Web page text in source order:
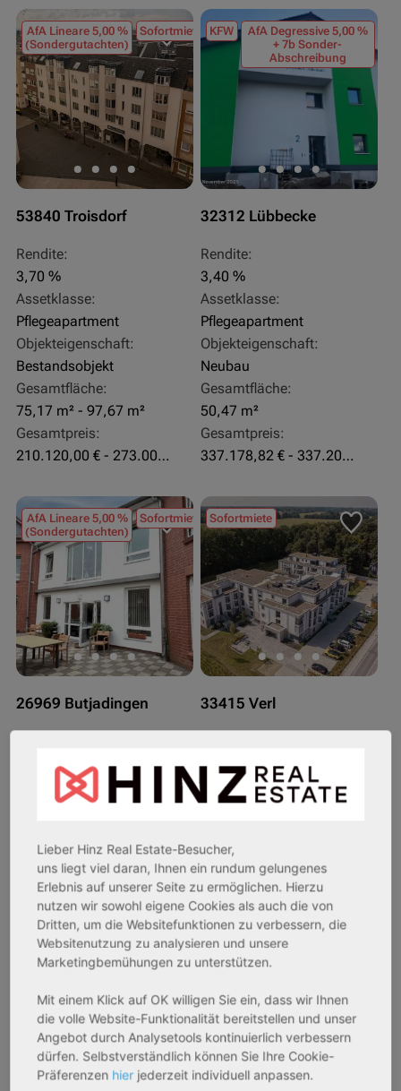
AfA Lineare 5,00 %
(Sondergutachten)
Sofortmiete
53840 Troisdorf
Rendite:
3,70 %
Assetklasse:
Pflegeapartment
Objekteigenschaft:
Bestandsobjekt
Gesamtfläche:
75,17 m² - 97,67 m²
Gesamtpreis:
210.120,00 € - 273.003,24 €
KFW
AfA Degressive 5,00 %
+ 7b Sonder-
Abschreibung
32312 Lübbecke
Rendite:
3,40 %
Assetklasse:
Pflegeapartment
Objekteigenschaft:
Neubau
Gesamtfläche:
50,47 m²
Gesamtpreis:
337.178,82 € - 337.207,06 €
AfA Lineare 5,00 %
(Sondergutachten)
Sofortmiete
26969 Butjadingen
3,60 %
Assetklasse:
Pflegeapartment
Bestandsobjekt
Gesamtfläche:
41,59 m² - 62,15 m²
Gesamtpreis:
233.556,67 € - 349.016,67 €
Sofortmiete
33415 Verl
3,50 %
Assetklasse:
Pflegeapartment
Bestandsobjekt
Gesamtfläche:
50,95 m² - 56,21 m²
Gesamtpreis:
AfA Degressive 5,00 % Sofortmiete
Lieber Hinz Real Estate-Besucher,
uns liegt viel daran, Ihnen ein rundum gelungenes
Erlebnis auf unserer Seite zu ermöglichen. Hierzu
nutzen wir sowohl eigene Cookies als auch die von
Dritten, um die Websitefunktionen zu verbessern, die
Websitenutzung zu analysieren und unsere
Marketingbemühungen zu unterstützen.
Mit einem Klick auf OK willigen Sie ein, dass wir Ihnen
die volle Website-Funktionalität bereitstellen und unser
Angebot durch Analysetools kontinuierlich verbessern
dürfen. Selbstverständlich können Sie Ihre Cookie-
Präferenzen hier jederzeit individuell anpassen.